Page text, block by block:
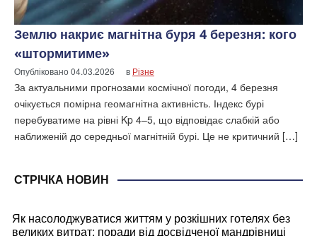
Землю накриє магнітна буря 4 березня: кого
«штормитиме»
Опубліковано04.03.2026 в Різне
За актуальними прогнозами космічної погоди, 4 березня
очікується помірна геомагнітна активність. Індекс бурі
перебуватиме на рівні Kp 4–5, що відповідає слабкій або
наближеній до середньої магнітній бурі. Це не критичний […]
СТРІЧКА НОВИН
Як насолоджуватися життям у розкішних готелях без
великих витрат: поради від досвідченої мандрівниці